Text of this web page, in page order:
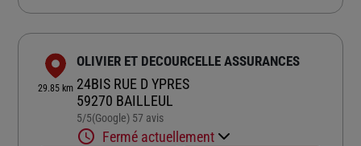
29.85 km
OLIVIER ET DECOURCELLE ASSURANCES
24BIS RUE D YPRES
59270 BAILLEUL
5/5Note de 5 sur 5
(Google) 57 avis
Fermé actuellement